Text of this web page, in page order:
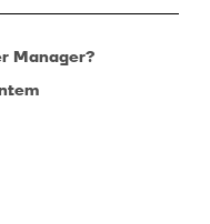
Manager?